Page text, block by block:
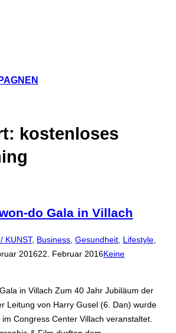
kostenloses
do Gala in Villach
KUNST, Business Gesundheit Lifestyle
201622. Februar 2016Keine
in Villach Zum 40 Jahr Jubiläum der
Leitung von Harry Gusel (6. Dan) wurde
Congress Center Villach veranstaltet.